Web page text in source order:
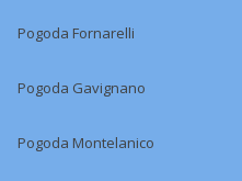
Pogoda Fornarelli
Pogoda Gavignano
Pogoda Montelanico